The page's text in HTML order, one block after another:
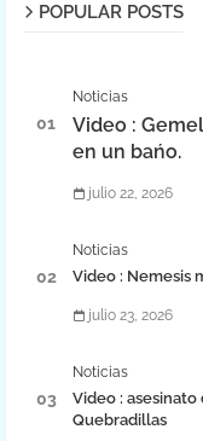
POPULAR POSTS
Noticias
Video :
en un bańo.
julio 22, 2026
Noticias
Video : Nemesis
julio 23, 2026
Noticias
Video :
Quebradillas